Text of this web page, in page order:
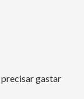
gastar